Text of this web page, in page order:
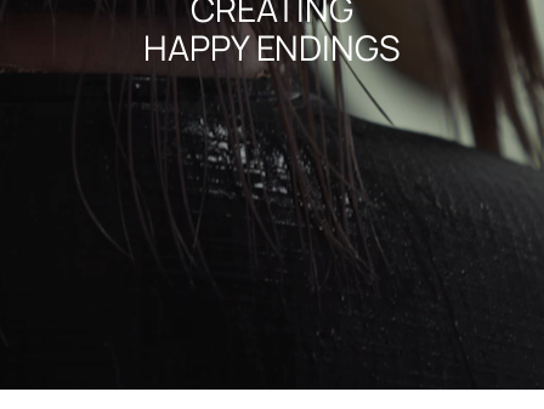
CREATING
HAPPY ENDINGS